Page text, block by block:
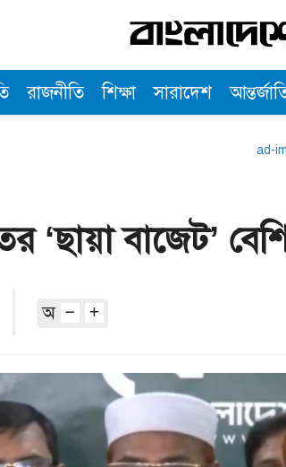
রাজনীতি শিক্ষা সারাদেশ
‘ছায়া বাজেট’
অ